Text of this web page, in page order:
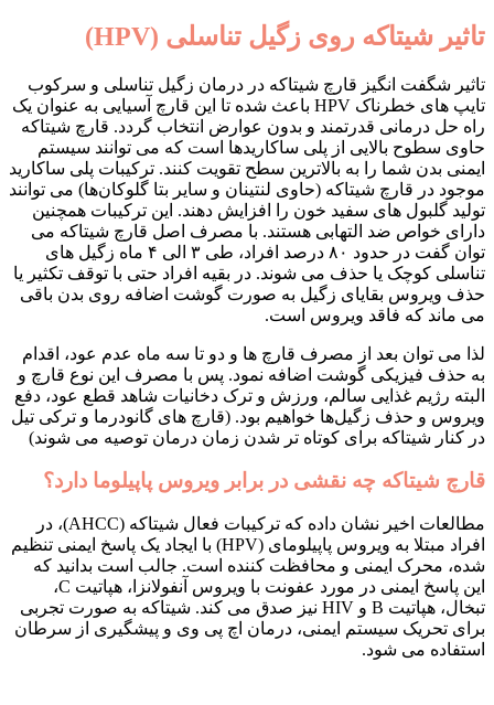
تاثیر شیتاکه روی زگیل تناسلی (HPV)
تاثیر شگفت انگیز قارچ شیتاکه در درمان زگیل تناسلی و سرکوب
تایپ های خطرناک HPV باعث شده تا این قارچ آسیایی به عنوان یک
راه حل درمانی قدرتمند و بدون عوارض انتخاب گردد. قارچ شیتاکه
حاوی سطوح بالایی از پلی ساکاریدها است که می توانند سیستم
ایمنی بدن شما را به بالاترین سطح تقویت کنند. ترکیبات پلی ساکارید
موجود در قارچ شیتاکه (حاوی لنتینان و سایر بتا گلوکان‌ها) می توانند
تولید گلبول های سفید خون را افزایش دهند. این ترکیبات همچنین
دارای خواص ضد التهابی هستند. با مصرف اصل قارچ شیتاکه می
توان گفت در حدود ۸۰ درصد افراد، طی ۳ الی ۴ ماه زگیل های
تناسلی کوچک یا حذف می شوند. در بقیه افراد حتی با توقف تکثیر یا
حذف ویروس بقایای زگیل به صورت گوشت اضافه روی بدن باقی
می ماند که فاقد ویروس است.
لذا می توان بعد از مصرف قارچ ها و دو تا سه ماه عدم عود، اقدام
به حذف فیزیکی گوشت اضافه نمود. پس با مصرف این نوع قارچ و
البته رژیم غذایی سالم، ورزش و ترک دخانیات شاهد قطع عود، دفع
ویروس و حذف زگیل‌ها خواهیم بود. (قارچ های گانودرما و ترکی تیل
در کنار شیتاکه برای کوتاه تر شدن زمان درمان توصیه می شوند)
قارچ شیتاکه چه نقشی در برابر ویروس پاپیلوما دارد؟
مطالعات اخیر نشان داده که ترکیبات فعال شیتاکه (AHCC)، در
افراد مبتلا به ویروس پاپیلومای (HPV) با ایجاد یک پاسخ ایمنی تنظیم
شده، محرک ایمنی و محافظت کننده است. جالب است بدانید که
این پاسخ ایمنی در مورد عفونت با ویروس آنفولانزا، هپاتیت C،
تبخال، هپاتیت B و HIV نیز صدق می کند. شیتاکه به صورت تجربی
برای تحریک سیستم ایمنی، درمان اچ پی وی و پیشگیری از سرطان
استفاده می شود.